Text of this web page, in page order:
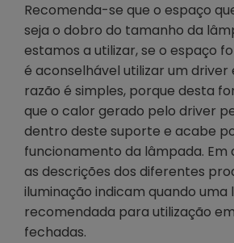
Recomenda-se que o espaço
seja o dobro do tamanho da
estamos a utilizar, se o espaço
é aconselhável utilizar um driver
razão é simples, porque desta
que o calor gerado pelo driver
dentro deste suporte e acabe
funcionamento da lâmpada. Em
as descrições dos diferentes
iluminação indicam quando uma
recomendada para utilização
fechadas.